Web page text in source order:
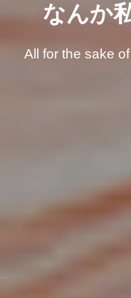
なんか
All for the sake